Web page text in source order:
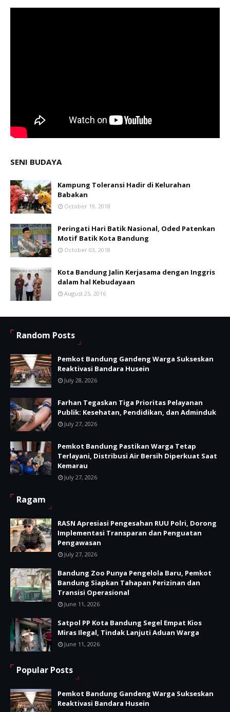
SENI BUDAYA
Kampung Toleransi Hadir di Kelurahan
Babakan
October 19, 2018
Peringati Hari Batik Nasional, Oded Patenkan
Motif Batik Kota Bandung
October 03, 2018
Kota Bandung Jalin Kerjasama dengan Inggris
dalam hal Kebudayaan
August 25, 2016
Random Posts
Pemkot Bandung Gandeng Warga Sukseskan
Reaktivasi Bandara Husein
July 28, 2026
Farhan Tegaskan Tiga Prioritas Pelayanan
Publik: Kesehatan, Pendidikan, dan Adminduk
July 27, 2026
Pemkot Bandung Pastikan Warga Tetap
Terlayani, Distribusi Air Bersih Diperkuat Saat
Kemarau
July 27, 2026
Ragam
RASN Apresiasi Pengesahan RUU Polri, Dorong
Implementasi Transparan dan Penguatan
Pengawasan
July 27, 2026
Bandung Zoo Punya Pengelola Baru, Pemkot
Bandung Siapkan Tahapan Perizinan dan
Transisi Operasional
June 11, 2026
Satpol PP Kota Bandung Segel Empat Kios
Miras Ilegal, Tindak Lanjuti Aduan Warga
June 11, 2026
Popular Posts
Pemkot Bandung Gandeng Warga Sukseskan
Reaktivasi Bandara Husein